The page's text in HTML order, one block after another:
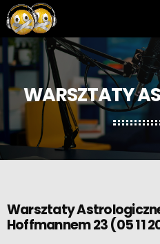
WARSZTATY
Warsztaty
Hoffmannem 23 (05 11